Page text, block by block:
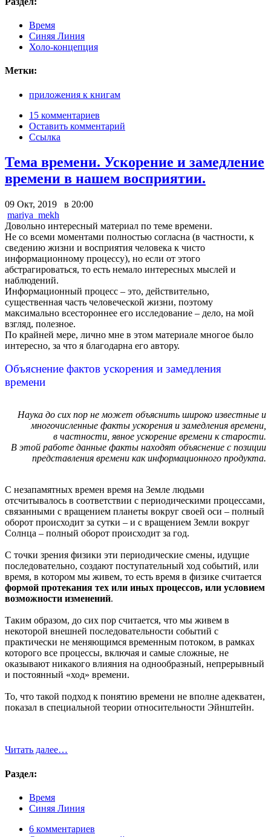
Время
Синяя Линия
Холо-концепция
Метки:
приложения к книгам
15 комментариев
Оставить комментарий
Ссылка
Тема времени. Ускорение и замедление
времени в нашем восприятии.
09 Окт, 2019 в 20:00
mariya_mekh
Довольно интересный материал по теме времени.
Не со всеми моментами полностью согласна (в частности, к
сведению жизни и восприятия человека к чисто
информационному процессу), но если от этого
абстрагироваться, то есть немало интересных мыслей и
наблюдений.
Информационный процесс – это, действительно,
существенная часть человеческой жизни, поэтому
максимально всестороннее его исследование – дело, на мой
взгляд, полезное.
По крайней мере, лично мне в этом материале многое было
интересно, за что я благодарна его автору.
Объяснение фактов ускорения и замедления
времени
Наука до сих пор не может объяснить широко известные и
многочисленные факты ускорения и замедления времени,
в частности, явное ускорение времени к старости.
В этой работе данные факты находят объяснение с позиции
представления времени как информационного продукта.
С незапамятных времен время на Земле людьми
отсчитывалось в соответствии с периодическими процессами,
связанными с вращением планеты вокруг своей оси – полный
оборот происходит за сутки – и с вращением Земли вокруг
Солнца – полный оборот происходит за год.
С точки зрения физики эти периодические смены, идущие
последовательно, создают поступательный ход событий, или
время, в котором мы живем, то есть время в физике считается
формой протекания тех или иных процессов, или условием
возможности изменений.
Таким образом, до сих пор считается, что мы живем в
некоторой внешней последовательности событий с
практически не меняющимся временным потоком, в рамках
которого все процессы, включая и самые сложные, не
оказывают никакого влияния на однообразный, непрерывный
и постоянный «ход» времени.
То, что такой подход к понятию времени не вполне адекватен,
показал в специальной теории относительности Эйнштейн.
Читать далее…
Раздел:
Время
Синяя Линия
6 комментариев